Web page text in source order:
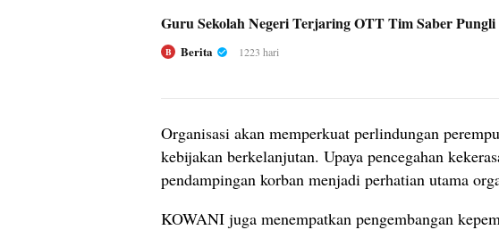
Guru Sekolah Negeri Terjaring OTT Tim Saber Pungli
B Berita 1223 hari
Organisasi akan memperkuat perlindungan
kebijakan berkelanjutan. Upaya pencegahan
pendampingan korban menjadi perhatian utama
KOWANI juga menempatkan pengembangan